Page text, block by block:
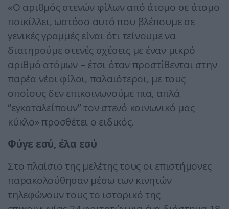
«Ο αριθμός στενών φίλων από άτομο σε άτομο
ποικίλλει, ωστόσο αυτό που βλέπουμε σε
γενικές γραμμές είναι ότι τείνουμε να
διατηρούμε στενές σχέσεις με έναν μικρό
αριθμό ατόμων – έτσι όταν προστίθενται στην
παρέα νέοι φίλοι, παλαιότεροι, με τους
οποίους δεν επικοινωνούμε πια, απλά
“εγκαταλείπουν” τον στενό κοινωνικό μας
κύκλο» προσθέτει ο ειδικός.
Φύγε εσύ, έλα εσύ
Στο πλαίσιο της μελέτης τους οι επιστήμονες
παρακολούθησαν μέσω των κινητών
τηλεφώνουν τους το ιστορικό της